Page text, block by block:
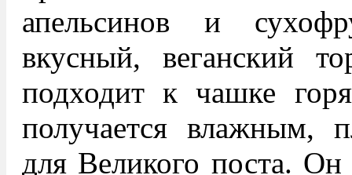
апельсинов и
вкусный, веганский
подходит к чашке
получается влажным,
для Великого поста. Он